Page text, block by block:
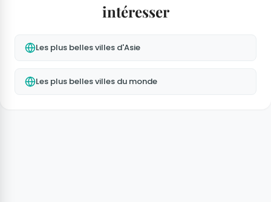
intéresser
Les plus belles villes d'Asie
Les plus belles villes du monde